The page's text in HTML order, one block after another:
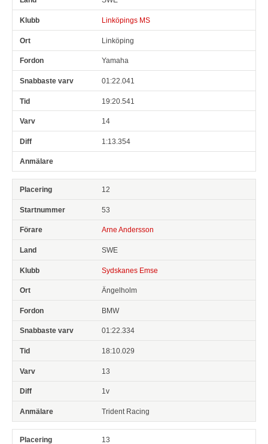
Linköpings MS
Linköping
Yamaha
01:22.041
19:20.541
14
1:13.354
12
53
Arne Andersson
SWE
Sydskanes Emse
Ängelholm
BMW
01:22.334
18:10.029
13
1v
Trident Racing
13